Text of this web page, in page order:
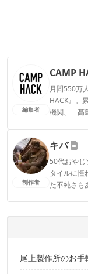
編集者
CAMP
月間550万
HACK』。
機関、「髙
CAMP
制作者
キバ
50代おや
タイルに憧
た不純さも
キバのプ
尾上製作所のお手